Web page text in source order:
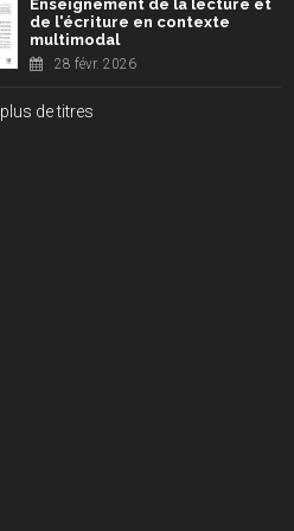
Enseignement de la lecture et
de l'écriture en contexte
multimodal
28 févr. 2026
plus de titres